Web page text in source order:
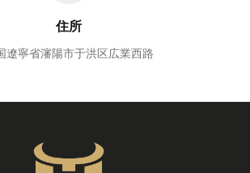
住所
遼寧省瀋陽市于洪区広業西路